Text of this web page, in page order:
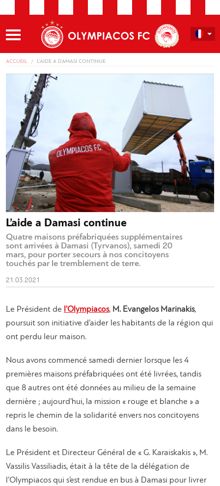
ACCUEIL L’AIDE A DAMASI CONTINUE
L’aide a Damasi continue
Quatre maisons préfabriquées supplémentaires
sont arrivées à Damasi (Tyrvanos), samedi 20
mars, pour porter secours à nos concitoyens
touchés par le tremblement de terre.
21.03.2021
Le Président de l’Olympiacos, M. Evangelos Marinakis,
poursuit son initiative d’aider les habitants de la région qui
ont perdu leur maison.
Nous avons commencé samedi dernier lorsque les 4
premières maisons préfabriquées ont été livrées, tandis
que 8 autres ont été données au milieu de la semaine
dernière ; aujourd’hui, la mission « rouge et blanche » a
repris le chemin de la solidarité envers nos concitoyens
dans le besoin.
Le Président et Directeur Général de « G. Karaiskakis », M.
Vassilis Vassiliadis, était à la tête de la délégation de
l’Olympiacos qui s’est rendue en bus à Damasi pour livrer